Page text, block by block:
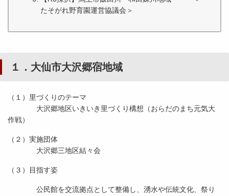
たそがれ野育園運営協議会＞
１．大仙市大沢郷宿地域
（１）里づくりのテーマ
大沢郷地区いきいき里づくり構想（おらだのまち元気大
作戦）
（２）実施団体
大沢郷三地区結々会
（３）目指す姿
公民館を交流拠点として整備し、湧水や伝統文化、祭り